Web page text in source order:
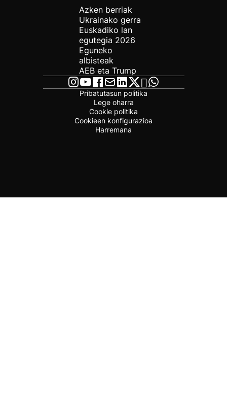
Azken berriak
Ukrainako gerra
Euskadiko lan
egutegia 2026
Eguneko
albisteak
AEB eta Trump
Pribatutasun politika
Lege oharra
Cookie politika
Cookieen konfigurazioa
Harremana